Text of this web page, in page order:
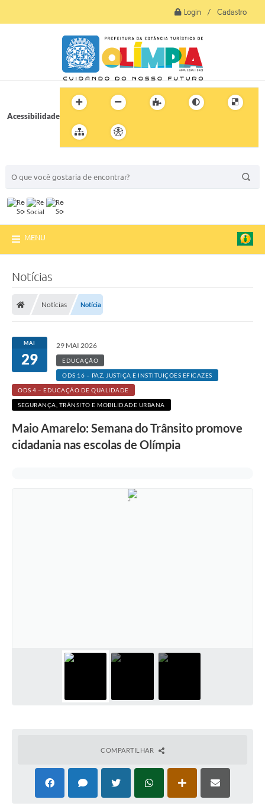
Login / Cadastro
Acessibilidade
MENU
Notícias
Notícias Notícia
MAI
29
29 MAI 2026
EDUCAÇÃO
ODS 16 – PAZ, JUSTIÇA E INSTITUIÇÕES EFICAZES
ODS 4 – EDUCAÇÃO DE QUALIDADE
SEGURANÇA, TRÂNSITO E MOBILIDADE URBANA
Maio Amarelo: Semana do Trânsito promove
cidadania nas escolas de Olímpia
COMPARTILHAR